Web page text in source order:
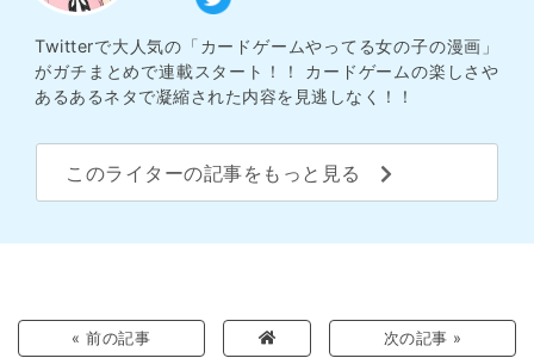
Twitterで大人気の「カードゲームやってる女の子の漫画」
がガチまとめで連載スタート！！ カードゲームの楽しさや
あるあるネタで凝縮された内容を見逃しなく！！
このライターの記事をもっと見る
« 前の記事 次の記事 »